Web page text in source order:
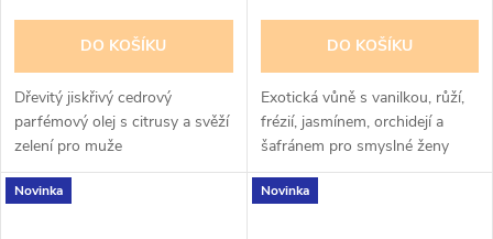
DO KOŠÍKU
Dřevitý jiskřivý cedrový
parfémový olej s citrusy a svěží
zelení pro muže
DO KOŠÍKU
Exotická vůně s vanilkou, růží,
frézií, jasmínem, orchidejí a
šafránem pro smyslné ženy
Novinka Novinka